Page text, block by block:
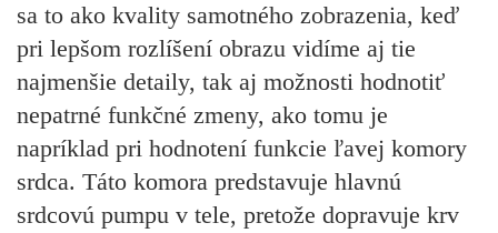
sa to ako kvality samotného zobrazenia, keď
pri lepšom rozlíšení obrazu vidíme aj tie
najmenšie detaily, tak aj možnosti hodnotiť
nepatrné funkčné zmeny, ako tomu je
napríklad pri hodnotení funkcie ľavej komory
srdca. Táto komora predstavuje hlavnú
srdcovú pumpu v tele, pretože dopravuje krv